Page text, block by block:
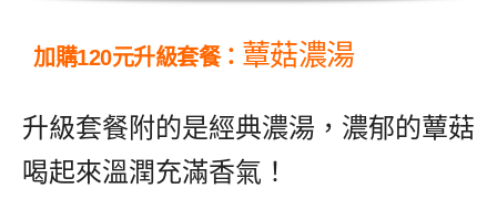
加購120元升級套餐： 蕈菇濃湯
升級套餐附的是經典濃湯，濃郁的蕈菇
喝起來溫潤充滿香氣！